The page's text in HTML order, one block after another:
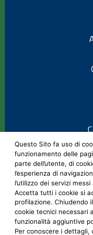
Questo Sito fa uso di
funzionamento delle
parte dell’utente, di
l’esperienza di
l’utilizzo dei servizi
Accetta tutti i cookie si
profilazione. Chiudendo
cookie tecnici necessari
funzionalità aggiuntive
Per conoscere i dettagli,